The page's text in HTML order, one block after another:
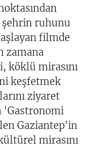
şehrin ruhunu
filmde
zamana
köklü mirasını
keşfetmek
ziyaret
'Gastronomi
Gaziantep'in
mirasını